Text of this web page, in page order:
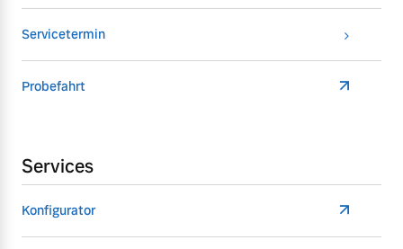
Servicetermin
Probefahrt
Services
Konfigurator